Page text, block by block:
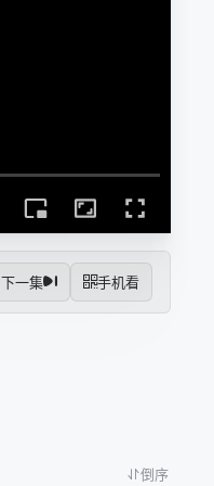
下一集 手机看
倒序